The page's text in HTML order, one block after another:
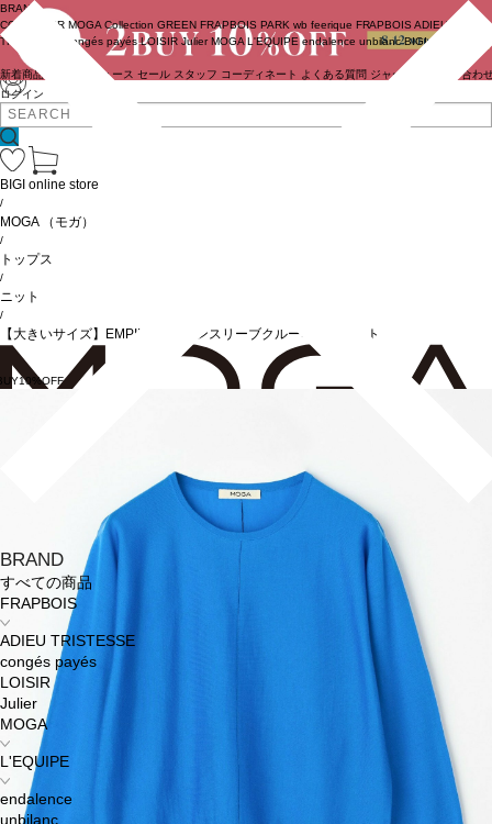
ログイン
BRAND
COUTURIER MOGA Collection GREEN FRAPBOIS PARK wb feerique FRAPBOIS ADIEU
TRISTESSE
congés payés LOISIR Julier MOGA L'EQUIPE endalence unbilanc BIGI online store
新着商品 ニュース セール スタッフ コーディネート よくある質問 ジャーナル お問い合わ
BRAND
すべての商品
FRAPBOIS
ADIEU TRISTESSE
congés payés
LOISIR
Julier
MOGA
L'EQUIPE
endalence
unbilanc
BIGI online store
/
MOGA （モガ）
/
トップス
/
ニット
/
【大きいサイズ】EMPIREドルマンスリーブクルーネックニット